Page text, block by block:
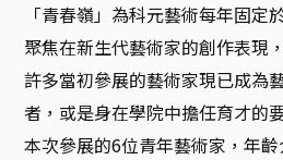
「青春嶺」為科元藝術每年固定
聚焦在新生代藝術家的創作表現
許多當初參展的藝術家現已成為
者，或是身在學院中擔任育才的
本次參展的6位青年藝術家，年